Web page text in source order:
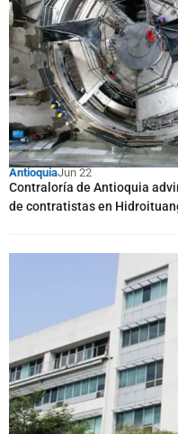
AntioquiaJun 22
Contraloría de Antioquia
de contratistas en